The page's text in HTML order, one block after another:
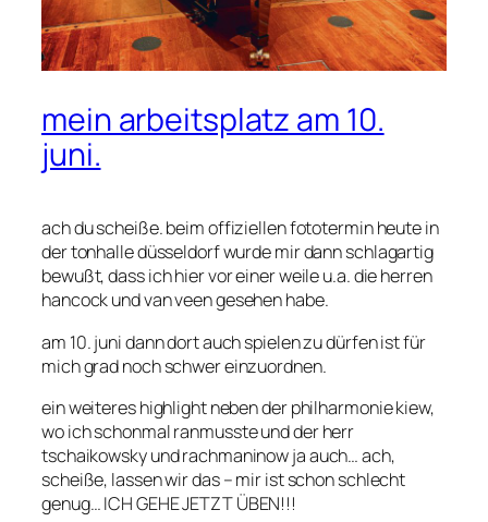
mein arbeitsplatz am 10.
juni.
ach du scheiße. beim offiziellen fototermin heute in
der tonhalle düsseldorf wurde mir dann schlagartig
bewußt, dass ich hier vor einer weile u.a. die herren
hancock und van veen gesehen habe.
am 10. juni dann dort auch spielen zu dürfen ist für
mich grad noch schwer einzuordnen.
ein weiteres highlight neben der philharmonie kiew,
wo ich schonmal ranmusste und der herr
tschaikowsky und rachmaninow ja auch… ach,
scheiße, lassen wir das – mir ist schon schlecht
genug… ICH GEHE JETZT ÜBEN!!!